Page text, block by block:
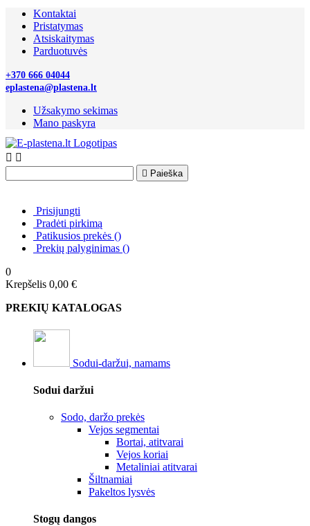
Kontaktai
Pristatymas
Atsiskaitymas
Parduotuvės
+370 666 04044
eplastena@plastena.lt
Užsakymo sekimas
Mano paskyra
 
 Paieška
Prisijungti
Pradėti pirkimą
Patikusios prekės ()
Prekių palyginimas ()
0
Krepšelis 0,00 €
PREKIŲ KATALOGAS
Sodui-daržui, namams
Sodui daržui
Sodo, daržo prekės
Vejos segmentai
Bortai, atitvarai
Vejos koriai
Metaliniai atitvarai
Šiltnamiai
Pakeltos lysvės
Stogų dangos